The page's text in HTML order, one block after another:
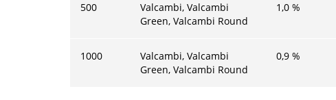
500
Valcambi, Valcambi
Green, Valcambi Round
1,0 %
1000
Valcambi, Valcambi
Green, Valcambi Round
0,9 %